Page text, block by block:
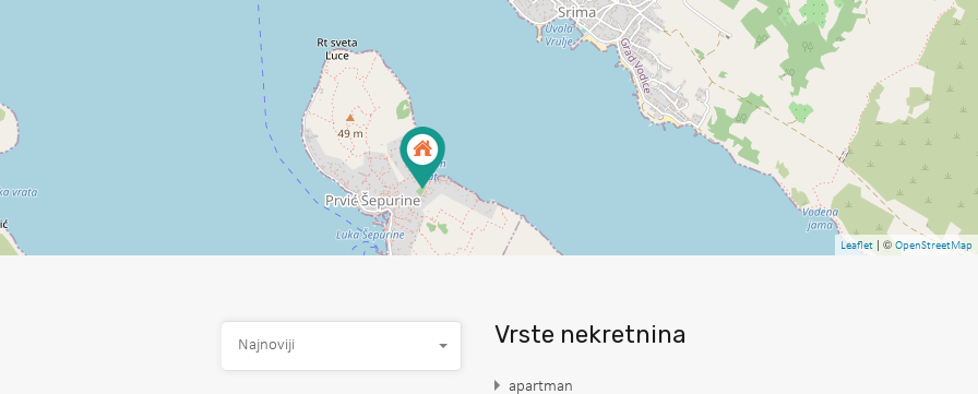
Leaflet | © OpenStreetMap
Najnoviji Vrste nekretnina
apartman